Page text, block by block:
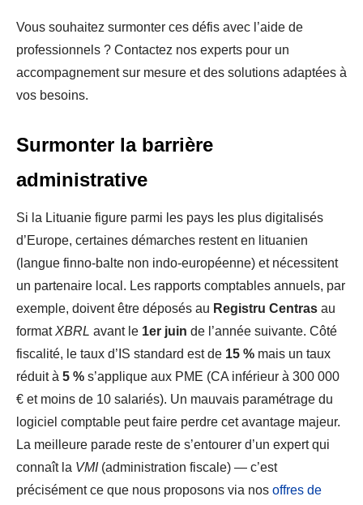
Vous souhaitez surmonter ces défis avec l’aide de
professionnels ? Contactez nos experts pour un
accompagnement sur mesure et des solutions adaptées à
vos besoins.
Surmonter la barrière
administrative
Si la Lituanie figure parmi les pays les plus digitalisés
d’Europe, certaines démarches restent en lituanien
(langue finno-balte non indo-européenne) et nécessitent
un partenaire local. Les rapports comptables annuels, par
exemple, doivent être déposés au Registru Centras au
formatXBRL avant le 1er juin de l’année suivante. Côté
fiscalité, le taux d’IS standard est de 15 % mais un taux
réduit à 5 % s’applique aux PME (CA inférieur à 300 000
€ et moins de 10 salariés). Un mauvais paramétrage du
logiciel comptable peut faire perdre cet avantage majeur.
La meilleure parade reste de s’entourer d’un expert qui
connaît la VMI(administration fiscale) — c’est
précisément ce que nous proposons via nos offres de